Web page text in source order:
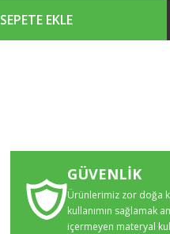
SEPETE EKLE
GÜVENLİK
Ürünlerimiz zor doğa
kullanımın sağlamak
içermeyen materyal